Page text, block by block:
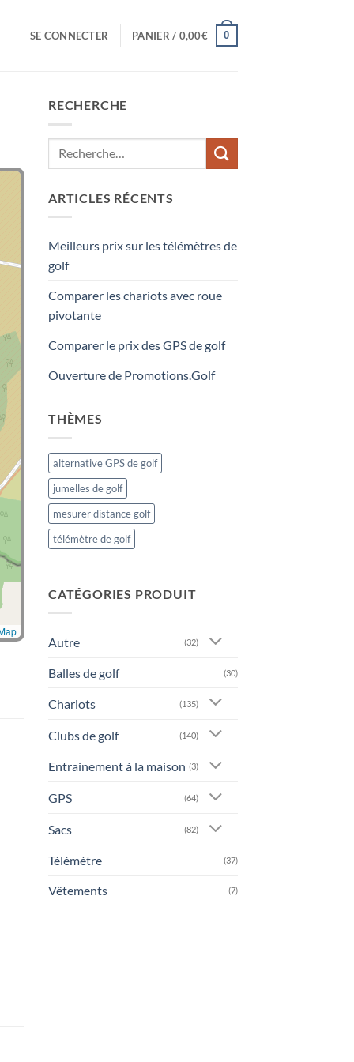
SE CONNECTER PANIER / 0,00€ 0
RECHERCHE
ARTICLES RÉCENTS
Meilleurs prix sur les télémètres de
golf
Comparer les chariots avec roue
pivotante
Comparer le prix des GPS de golf
Ouverture de Promotions.Golf
THÈMES
alternative GPS de golf
jumelles de golf
mesurer distance golf
télémètre de golf
CATÉGORIES PRODUIT
Autre (32)
Balles de golf (30)
Chariots (135)
Clubs de golf (140)
Entrainement à la maison (3)
GPS (64)
Sacs (82)
Télémètre (37)
Vêtements (7)